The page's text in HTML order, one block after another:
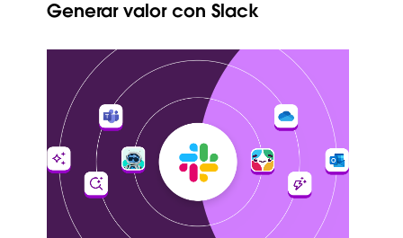
Generar valor con Slack